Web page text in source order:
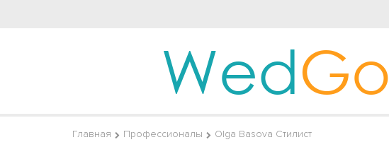
WedGo
Главная Профессионалы Olga Basova Стилист